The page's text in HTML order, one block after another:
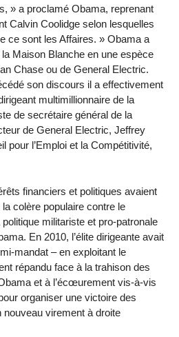
» a proclamé Obama, reprenant
Calvin Coolidge selon lesquelles
ce sont les Affaires. » Obama a
Maison Blanche en une espèce
Chase ou de General Electric.
son discours il a effectivement
multimillionnaire de la
de secrétaire général de la
de General Electric, Jeffrey
pour l’Emploi et la Compétitivité,
financiers et politiques avaient
colère populaire contre le
militariste et pro-patronale
En 2010, l’élite dirigeante avait
mandat – en exploitant le
répandu face à la trahison des
et à l’écœurement vis-à-vis
organiser une victoire des
nouveau virement à droite